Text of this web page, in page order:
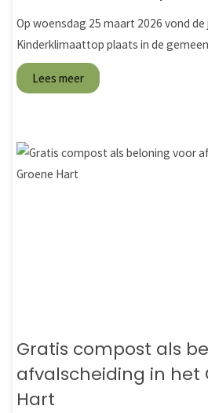
Op woensdag 25 maart 2026 vond de
Kinderklimaattop plaats in de
Lees meer
Gratis compost als
afvalscheiding in het
Hart